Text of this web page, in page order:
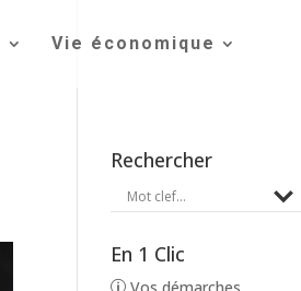
Vie économique
Rechercher
En 1 Clic